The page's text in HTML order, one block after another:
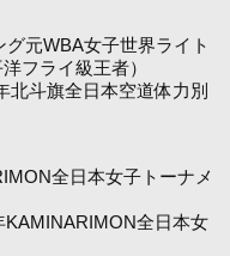
元WBA女子世界ライト
フライ級王者）
斗旗全日本空道体力別
全日本女子トーナメ
全日本女